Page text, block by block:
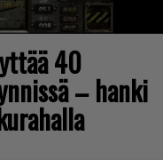
40
– hanki